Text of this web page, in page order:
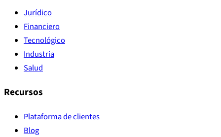
Jurídico
Financiero
Tecnológico
Industria
Salud
Recursos
Plataforma de clientes
Blog